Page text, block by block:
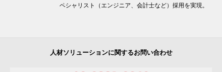
ペシャリスト（エンジニア、会計士など）採用を実現。
人材ソリューションに関するお問い合わせ